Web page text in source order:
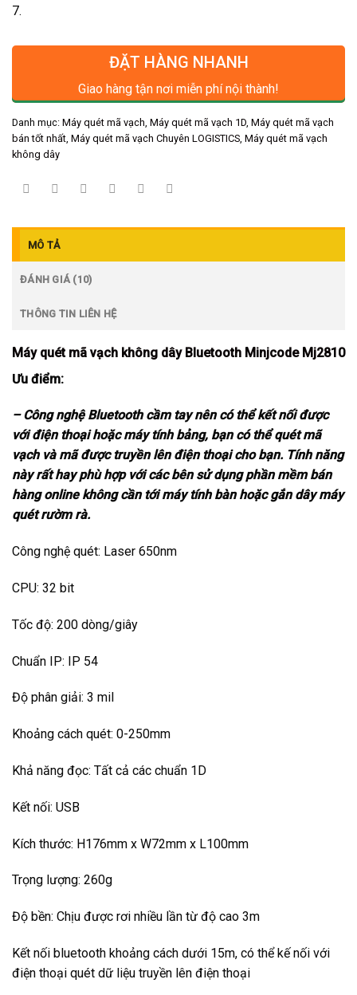
7.
ĐẶT HÀNG NHANH
Giao hàng tận nơi miễn phí nội thành!
Danh mục: Máy quét mã vạch Máy quét mã vạch 1D Máy quét mã vạch
bán tốt nhất Máy quét mã vạch Chuyên LOGISTICS Máy quét mã vạch
không dây
MÔ TẢ
ĐÁNH GIÁ (10)
THÔNG TIN LIÊN HỆ
Máy quét mã vạch không dây Bluetooth Minjcode Mj2810
Ưu điểm:
– Công nghệ Bluetooth cầm tay nên có thể kết nối được
với điện thoại hoặc máy tính bảng, bạn có thể quét mã
vạch và mã được truyền lên điện thoại cho bạn. Tính năng
này rất hay phù hợp với các bên sử dụng phần mềm bán
hàng online không cần tới máy tính bàn hoặc gắn dây máy
quét rườm rà.
Công nghệ quét: Laser 650nm
CPU: 32 bit
Tốc độ: 200 dòng/giây
Chuẩn IP: IP 54
Độ phân giải: 3 mil
Khoảng cách quét: 0-250mm
Khả năng đọc: Tất cả các chuẩn 1D
Kết nối: USB
Kích thước: H176mm x W72mm x L100mm
Trọng lượng: 260g
Độ bền: Chịu được rơi nhiều lần từ độ cao 3m
Kết nối bluetooth khoảng cách dưới 15m, có thể kế nối với
điện thoại quét dữ liệu truyền lên điện thoại